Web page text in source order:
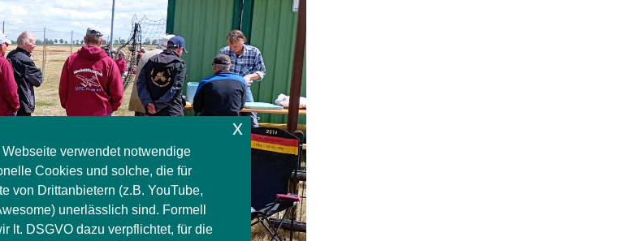
Webseite verwendet notwendige
Cookies und solche, die für
von Drittanbietern (z.B. YouTube,
unerlässlich sind. Formell
lt. DSGVO dazu verpflichtet, für die
x